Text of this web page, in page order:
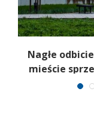
Nagłe
mieście